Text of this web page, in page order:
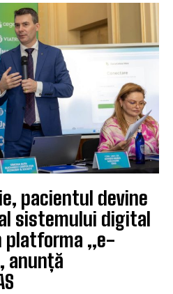
pacientul devine
sistemului digital
platforma „e-
anunță